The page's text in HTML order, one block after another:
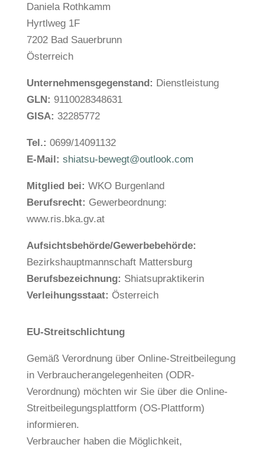
Daniela Rothkamm
Hyrtlweg 1F
7202 Bad Sauerbrunn
Österreich
Unternehmensgegenstand: Dienstleistung
GLN: 9110028348631
GISA: 32285772
Tel.: 0699/14091132
E-Mail: shiatsu-bewegt@outlook.com
Mitglied bei: WKO Burgenland
Berufsrecht: Gewerbeordnung:
www.ris.bka.gv.at
Aufsichtsbehörde/Gewerbebehörde:
Bezirkshauptmannschaft Mattersburg
Berufsbezeichnung: Shiatsupraktikerin
Verleihungsstaat: Österreich
EU-Streitschlichtung
Gemäß Verordnung über Online-Streitbeilegung
in Verbraucherangelegenheiten (ODR-
Verordnung) möchten wir Sie über die Online-
Streitbeilegungsplattform (OS-Plattform)
informieren.
Verbraucher haben die Möglichkeit,